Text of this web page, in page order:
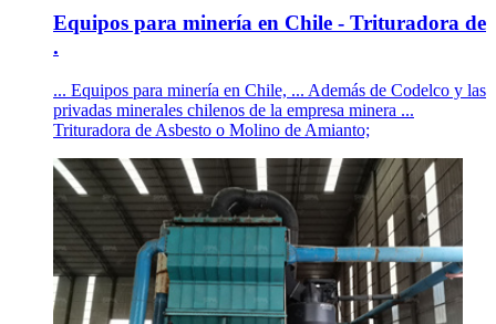
Equipos para minería en Chile - Trituradora de
.
... Equipos para minería en Chile, ... Además de Codelco y las
privadas minerales chilenos de la empresa minera ...
Trituradora de Asbesto o Molino de Amianto;